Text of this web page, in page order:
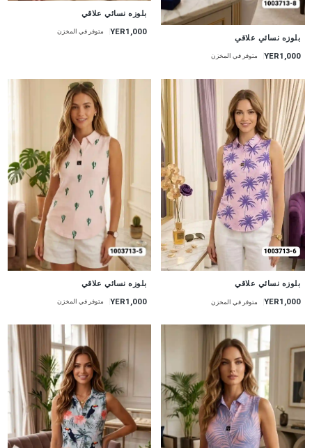
بلوزه نسائي علاقي
YER1,000 متوفر في المخزن
بلوزه نسائي علاقي
YER1,000 متوفر في المخزن
بلوزه نسائي علاقي
YER1,000 متوفر في المخزن
بلوزه نسائي علاقي
YER1,000 متوفر في المخزن